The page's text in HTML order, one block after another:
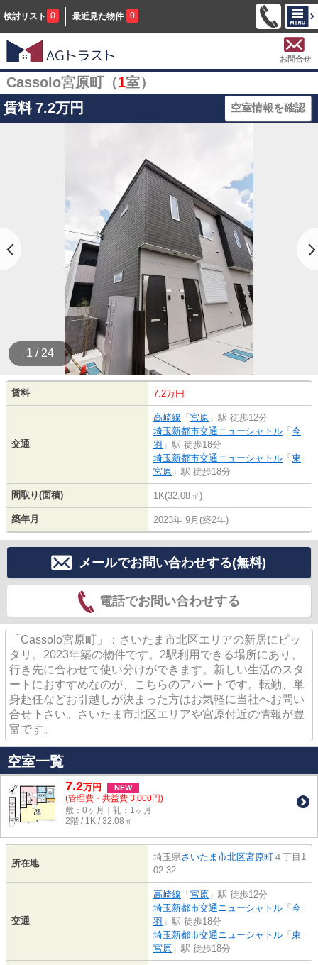
検討リスト 0 最近見た物件 0
お問合せ
Cassolo宮原町（1室）
賃料 7.2万円 空室情報を確認
1 / 24
賃料 7.2万円
交通
高崎線 「 宮原 」駅 徒歩12分
埼玉新都市交通ニューシャトル 「 今
羽 」駅 徒歩18分
埼玉新都市交通ニューシャトル 「 東
宮原 」駅 徒歩18分
間取り(面積) 1K(32.08㎡)
築年月 2023年 9月(築2年)
メールでお問い合わせする(無料)
電話でお問い合わせする
「Cassolo宮原町」：さいたま市北区エリアの新居にピッ
タリ。2023年築の物件です。2駅利用できる場所にあり、
行き先に合わせて使い分けができます。新しい生活のスタ
ートにおすすめなのが、こちらのアパートです。転勤、単
身赴任などお引越しが決まった方はお気軽に当社へお問い
合せ下さい。さいたま市北区エリアや宮原付近の情報が豊
富です。
空室一覧
7.2万円 NEW
(管理費・共益費 3,000円)
敷：0ヶ月｜礼：1ヶ月
2階 / 1K / 32.08㎡
所在地
埼玉県さいたま市北区宮原町 ４丁目1
02-32
交通
高崎線 「 宮原 」駅 徒歩12分
埼玉新都市交通ニューシャトル 「 今
羽 」駅 徒歩18分
埼玉新都市交通ニューシャトル 「 東
宮原 」駅 徒歩18分